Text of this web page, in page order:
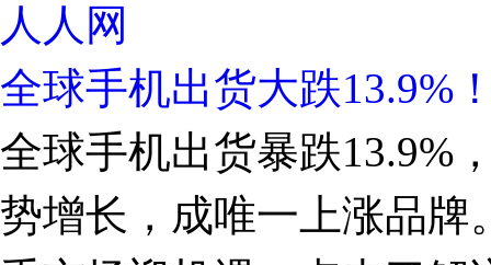
人人网
全球手机出货大跌13.9%
全球手机出货暴跌13.9%
势增长，成唯一上涨品